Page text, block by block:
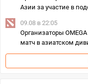
Азии за участие в
09.08 в 22:05
Организаторы
матч в азиатском